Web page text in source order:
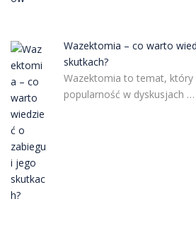
Wazektomia – co warto
skutkach?
Wazektomia to temat, który
popularność w dyskusjach …